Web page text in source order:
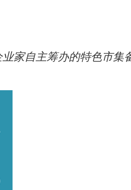
家自主筹办的特色市集